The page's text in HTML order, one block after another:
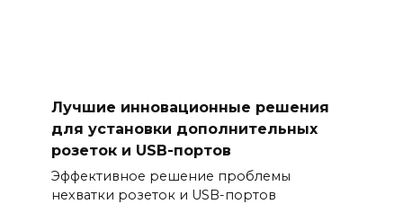
Лучшие инновационные решения
для установки дополнительных
розеток и USB-портов
Эффективное решение проблемы
нехватки розеток и USB-портов